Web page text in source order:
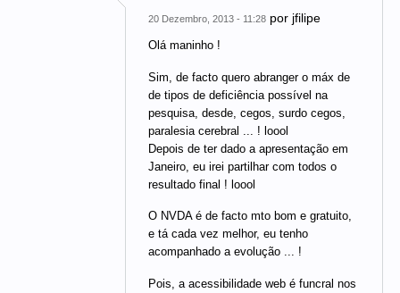
20 Dezembro, 2013 - 11:28 por jfilipe
Olá maninho !
Sim, de facto quero abranger o máx de
de tipos de deficiência possível na
pesquisa, desde, cegos, surdo cegos,
paralesia cerebral ... ! loool
Depois de ter dado a apresentação em
Janeiro, eu irei partilhar com todos o
resultado final ! loool
O NVDA é de facto mto bom e gratuito,
e tá cada vez melhor, eu tenho
acompanhado a evolução ... !
Pois, a acessibilidade web é funcral nos